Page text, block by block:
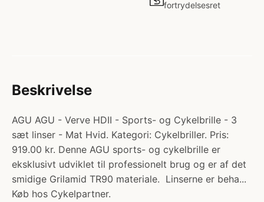
fortrydelsesret
Beskrivelse
AGU AGU - Verve HDII - Sports- og Cykelbrille - 3
sæt linser - Mat Hvid. Kategori: Cykelbriller. Pris:
919.00 kr. Denne AGU sports- og cykelbrille er
eksklusivt udviklet til professionelt brug og er af det
smidige Grilamid TR90 materiale. Linserne er beha...
Køb hos Cykelpartner.